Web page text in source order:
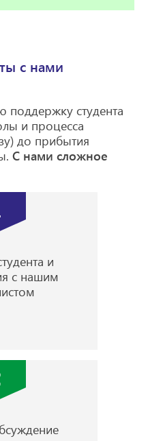
с нами
студента
и процесса
до прибытия
С нами сложное
и
с нашим